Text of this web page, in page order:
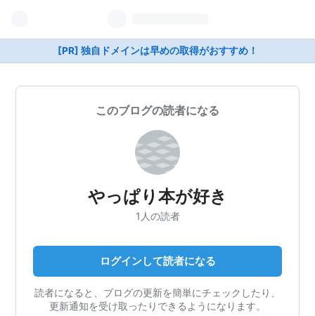
[PR] 独自ドメインは早めの取得がおすすめ！
このブログの読者になる
やっぱり本が好き
1人の読者
ログインして読者になる
読者になると、ブログの更新を簡単にチェックしたり、
更新通知を受け取ったりできるようになります。